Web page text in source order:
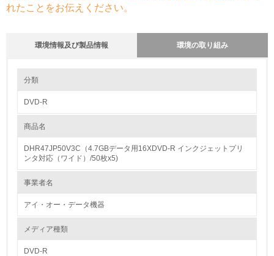
れたことをお伝えください。
環境情報及び製品情報 環境の取り組み
1.環境取り組み体制
環境方針を持っている
環境対応の責任体制を定めている
分類
DVD-R
商品名
DHR47JP50V3C（4.7GBデータ用16XDVD-R インクジェットプリ
ンタ対応（ワイド）/50枚x5)
事業者名
アイ・オー・データ機器
メディア種類
DVD-R